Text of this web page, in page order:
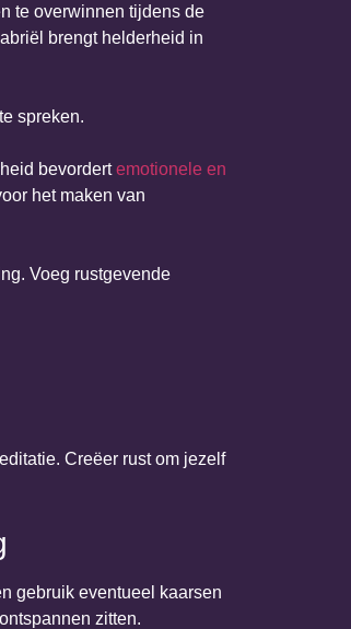
te overwinnen tijdens de
brengt helderheid in
spreken.
bevordertemotionele en
het maken van
Voeg rustgevende
Creëer rust om jezelf
gebruik eventueel kaarsen
zitten.